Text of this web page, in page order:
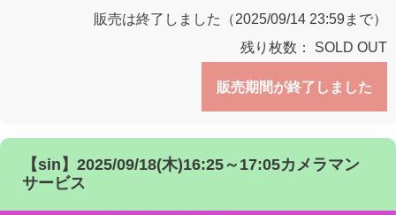
販売は終了しました（2025/09/14 23:59まで）
残り枚数： SOLD OUT
販売期間が終了しました
【sin】2025/09/18(木)16:25～17:05カメラマン
サービス